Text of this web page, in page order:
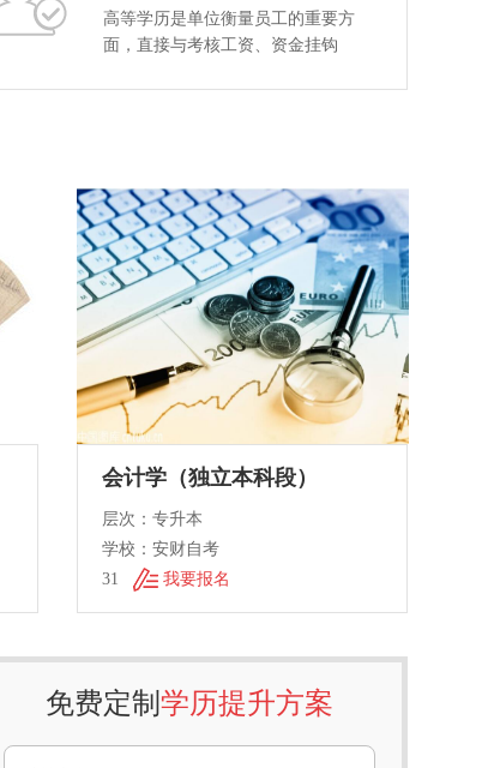
高等学历是单位衡量员工的重要方
面，直接与考核工资、资金挂钩
会计学（独立本科段）
层次：专升本
学校：安财自考
31
我要报名
免费定制 学历提升方案